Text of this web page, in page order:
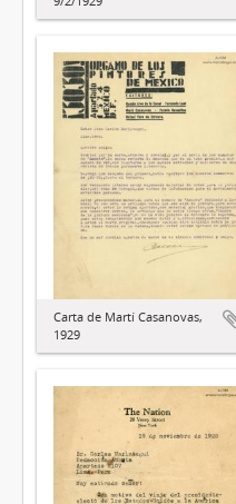
Carta de Martí Casanovas,
1929